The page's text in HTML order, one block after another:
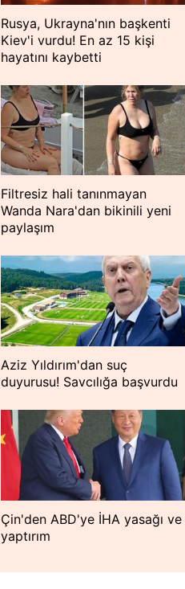
Rusya, Ukrayna'nın başkenti
Kiev'i vurdu! En az 15 kişi
hayatını kaybetti
Filtresiz hali tanınmayan
Wanda Nara'dan bikinili yeni
paylaşım
Aziz Yıldırım'dan suç
duyurusu! Savcılığa başvurdu
Çin'den ABD'ye İHA yasağı ve
yaptırım